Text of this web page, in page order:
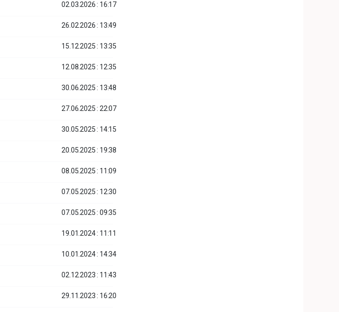
02.03.2026 : 16:17
26.02.2026 : 13:49
15.12.2025 : 13:35
12.08.2025 : 12:35
30.06.2025 : 13:48
27.06.2025 : 22:07
30.05.2025 : 14:15
20.05.2025 : 19:38
08.05.2025 : 11:09
07.05.2025 : 12:30
07.05.2025 : 09:35
19.01.2024 : 11:11
10.01.2024 : 14:34
02.12.2023 : 11:43
29.11.2023 : 16:20